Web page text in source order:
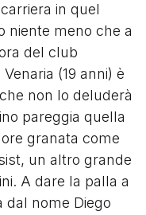
in quel
niente meno che a
del club
(19 anni) è
non lo deluderà
pareggia quella
granata come
un altro grande
A dare la palla a
dal nome Diego